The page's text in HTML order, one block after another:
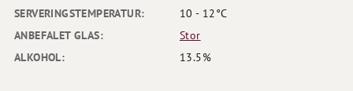
SERVERINGSTEMPERATUR:
10 - 12°C
ANBEFALET GLAS:
Stor
ALKOHOL:
13.5%